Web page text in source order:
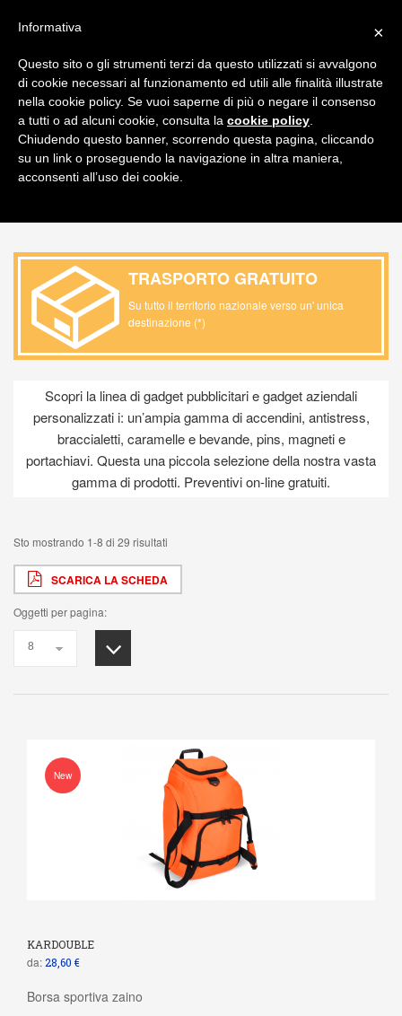
PRODOTTO / OMAGGI PROMOZIONALI /
ULTERIORI IDEE
TRASPORTO GRATUITO
Su tutto il territorio nazionale verso un' unica
destinazione (*)
Scopri la linea di gadget pubblicitari e gadget aziendali
personalizzati i: un’ampia gamma di accendini, antistress,
braccialetti, caramelle e bevande, pins, magneti e
portachiavi. Questa una piccola selezione della nostra vasta
gamma di prodotti. Preventivi on-line gratuiti.
Sto mostrando 1-8 di 29 risultati
SCARICA LA SCHEDA
Oggetti per pagina:
New
KARDOUBLE
da:28,60 €
Borsa sportiva zaino
×
Informativa
Questo sito o gli strumenti terzi da questo utilizzati si avvalgono
di cookie necessari al funzionamento ed utili alle finalità illustrate
nella cookie policy. Se vuoi saperne di più o negare il consenso
a tutti o ad alcuni cookie, consulta la cookie policy
Chiudendo questo banner, scorrendo questa pagina, cliccando
su un link o proseguendo la navigazione in altra maniera,
acconsenti all’uso dei cookie.